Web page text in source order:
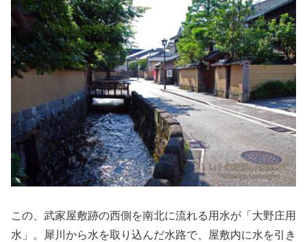
この、武家屋敷跡の西側を南北に流れる用水が「大野庄用
水」。犀川から水を取り込んだ水路で、屋敷内に水を引き